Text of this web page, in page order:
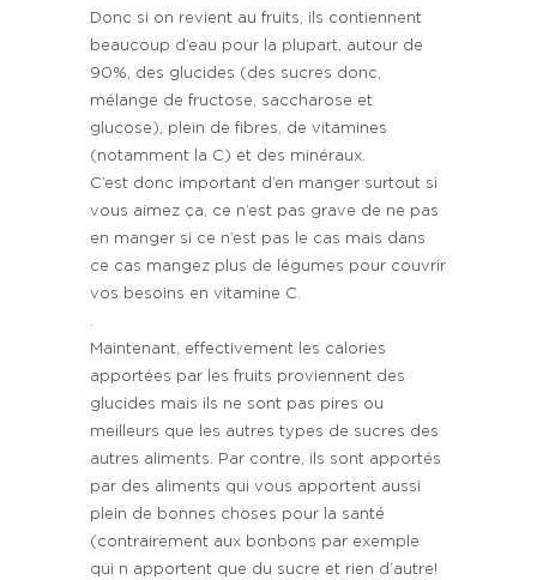
Donc si on revient au fruits, ils contiennent
beaucoup d’eau pour la plupart, autour de
90%, des glucides (des sucres donc,
mélange de fructose, saccharose et
glucose), plein de fibres, de vitamines
(notamment la C) et des minéraux.
C’est donc important d’en manger surtout si
vous aimez ça, ce n’est pas grave de ne pas
en manger si ce n’est pas le cas mais dans
ce cas mangez plus de légumes pour couvrir
vos besoins en vitamine C.
.
Maintenant, effectivement les calories
apportées par les fruits proviennent des
glucides mais ils ne sont pas pires ou
meilleurs que les autres types de sucres des
autres aliments. Par contre, ils sont apportés
par des aliments qui vous apportent aussi
plein de bonnes choses pour la santé
(contrairement aux bonbons par exemple
qui n apportent que du sucre et rien d’autre!